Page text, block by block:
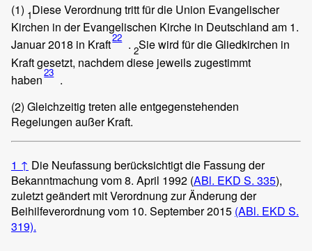
(1) 1Diese Verordnung tritt für die Union Evangelischer
Kirchen in der Evangelischen Kirche in Deutschland am 1.
Januar 2018 in Kraft22 . 2Sie wird für die Gliedkirchen in
Kraft gesetzt, nachdem diese jeweils zugestimmt
haben23 .
(2) Gleichzeitig treten alle entgegenstehenden
Regelungen außer Kraft.
1 ↑ Die Neufassung berücksichtigt die Fassung der
Bekanntmachung vom 8. April 1992 (ABl. EKD S. 335),
zuletzt geändert mit Verordnung zur Änderung der
Beihilfeverordnung vom 10. September 2015 (ABl. EKD S.
319).